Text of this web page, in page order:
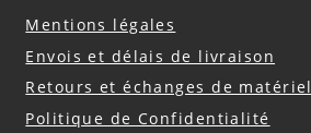
Mentions légales
Envois et délais de livraison
Retours et échanges de matériel
Politique de Confidentialité